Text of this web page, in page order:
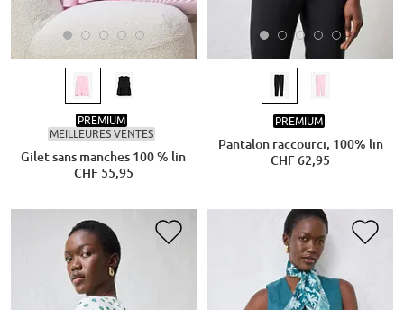
PREMIUM
MEILLEURES VENTES
Gilet sans manches 100 % lin
CHF 55,95
PREMIUM
Pantalon raccourci, 100% lin
CHF 62,95